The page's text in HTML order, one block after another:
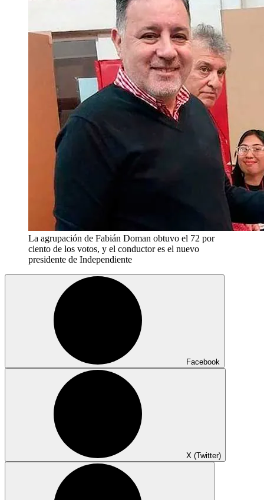
La agrupación de Fabián Doman obtuvo el 72 por
ciento de los votos, y el conductor es el nuevo
presidente de Independiente
Facebook
X (Twitter)